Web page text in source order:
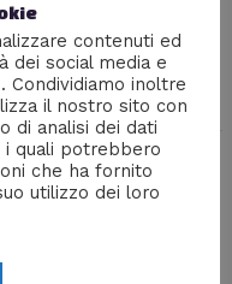
speciale… storia di
contenuti ed
dei social media e
Condividiamo inoltre
il nostro sito con
di analisi dei dati
i quali potrebbero
che ha fornito
utilizzo dei loro